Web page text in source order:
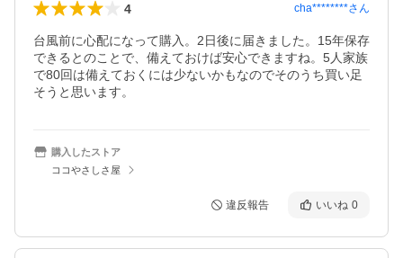
4 cha********さん
台風前に心配になって購入。2日後に届きました。15年保存
できるとのことで、備えておけば安心できますね。5人家族
で80回は備えておくには少ないかもなのでそのうち買い足
そうと思います。
購入したストア
ココやさしさ屋
違反報告 いいね 0